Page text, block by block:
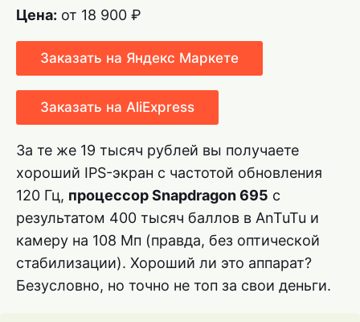
Цена: от 18 900 ₽
Заказать на Яндекс Маркете
Заказать на AliExpress
За те же 19 тысяч рублей вы получаете
хороший IPS-экран с частотой обновления
120 Гц, процессор Snapdragon 695 с
результатом 400 тысяч баллов в AnTuTu и
камеру на 108 Мп (правда, без оптической
стабилизации). Хороший ли это аппарат?
Безусловно, но точно не топ за свои деньги.